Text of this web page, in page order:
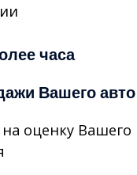
часа
Вашего авто
оценку Вашего